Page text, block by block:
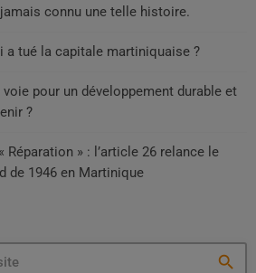
connu une telle histoire.
a tué la capitale martiniquaise ?
pour un développement durable et
?
» : l’article 26 relance le
de 1946 en Martinique
search